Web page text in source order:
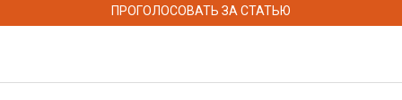
ПРОГОЛОСОВАТЬ ЗА СТАТЬЮ